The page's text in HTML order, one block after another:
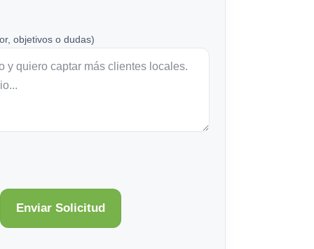
objetivos o dudas)